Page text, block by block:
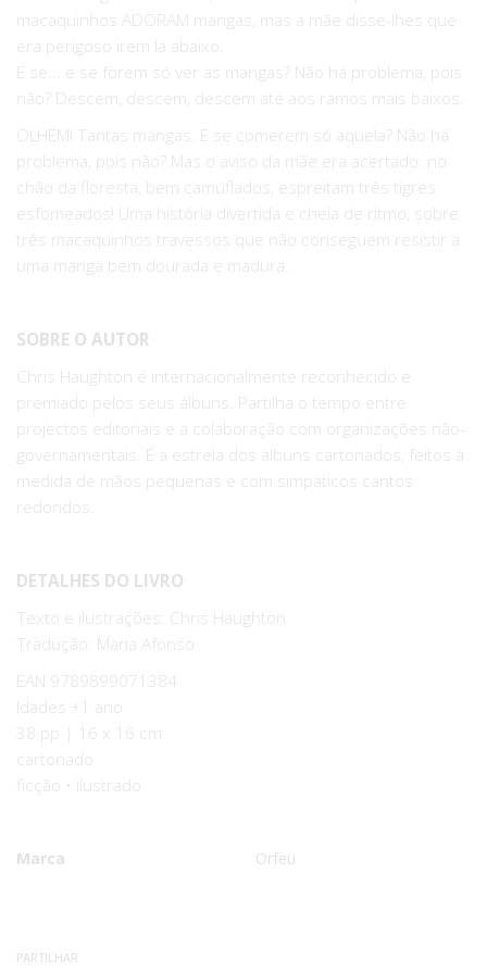
macaquinhos ADORAM mangas, mas a mãe disse-lhes que
era perigoso irem lá abaixo.
E se... e se forem só ver as mangas? Não há problema, pois
não? Descem, descem, descem até aos ramos mais baixos.
OLHEM! Tantas mangas. E se comerem só aquela? Não há
problema, pois não? Mas o aviso da mãe era acertado: no
chão da floresta, bem camuflados, espreitam três tigres
esfomeados! Uma história divertida e cheia de ritmo, sobre
três macaquinhos travessos que não conseguem resistir a
uma manga bem dourada e madura.
SOBRE O AUTOR
Chris Haughton é internacionalmente reconhecido e
premiado pelos seus álbuns. Partilha o tempo entre
projectos editoriais e a colaboração com organizações não-
governamentais. É a estrela dos álbuns cartonados, feitos à
medida de mãos pequenas e com simpáticos cantos
redondos.
DETALHES DO LIVRO
Texto e ilustrações: Chris Haughton
Tradução: Maria Afonso
EAN 9789899071384
Idades +1 ano
38 pp | 16 x 16 cm
cartonado
ficção • ilustrado
Marca
Orfeu
PARTILHAR